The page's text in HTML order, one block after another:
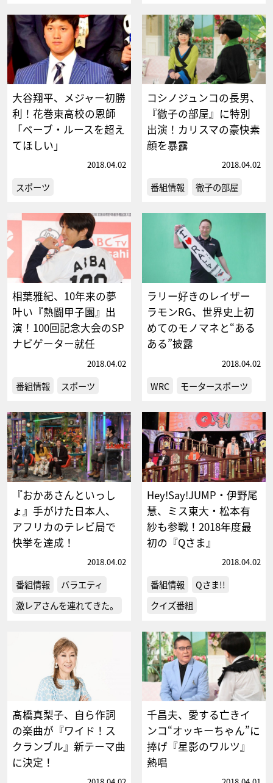
大谷翔平、メジャー初勝
利！花巻東高校の恩師
「ベーブ・ルースを超え
てほしい」
2018.04.02
スポーツ
コシノジュンコの長男、
『徹子の部屋』に特別
出演！カリスマの豪快素
顔を暴露
2018.04.02
番組情報 徹子の部屋
相葉雅紀、10年来の夢
叶い『熱闘甲子園』出
演！100回記念大会のSP
ナビゲーター就任
2018.04.02
番組情報 スポーツ
ラリー好きのレイザー
ラモンRG、世界史上初
めてのモノマネと“ある
ある”披露
2018.04.02
WRC モータースポーツ
『おかあさんといっし
ょ』手がけた日本人、
アフリカのテレビ局で
快挙を達成！
2018.04.02
番組情報
バラエティ
激レアさんを連れてきた。
Hey!Say!JUMP・伊野尾
慧、ミス東大・松本有
紗も参戦！2018年度最
初の『Qさま』
2018.04.02
番組情報
Qさま!!
クイズ番組
髙橋真梨子、自ら作詞
の楽曲が『ワイド！ス
クランブル』新テーマ曲
に決定！
千昌夫、愛する亡きイ
ンコ“オッキーちゃん”に
捧げ『星影のワルツ』
熱唱